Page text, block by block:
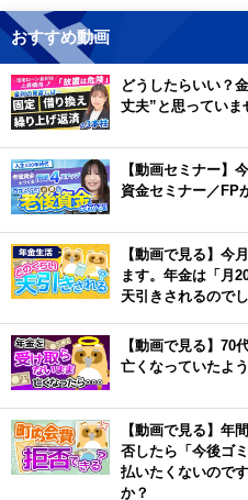
おすすめ動画
どうしたらいい？
丈夫”と思っていま
【動画セミナー】
資金セミナー／FP
【動画で見る】今
ます。年金は「月
天引きされるので
【動画で見る】70
亡くなっていたよ
【動画で見る】年
否したら「今後ゴ
払いたくないので
か？